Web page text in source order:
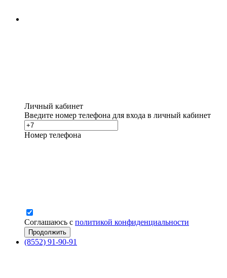
Личный кабинет
Введите номер телефона для входа в личный кабинет
Номер телефона
Соглашаюсь с политикой конфиденциальности
(8552) 91-90-91